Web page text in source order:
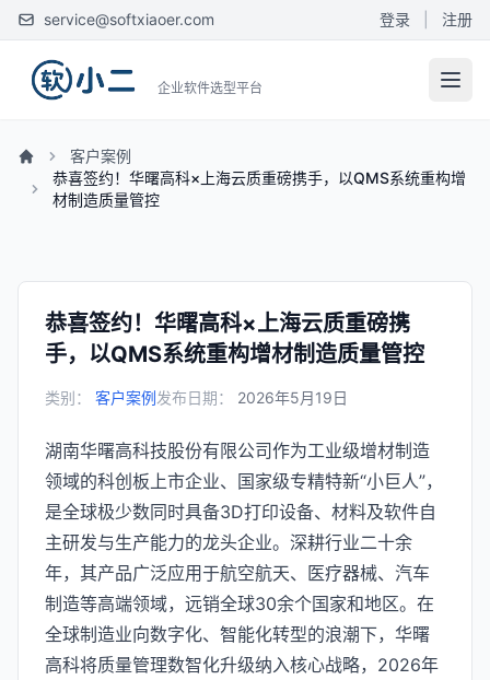
service@softxiaoer.com 登录 注册
企业软件选型平台
客户案例
恭喜签约！华曙高科×上海云质重磅携手，以QMS系统重构增
材制造质量管控
恭喜签约！华曙高科×上海云质重磅携
手，以QMS系统重构增材制造质量管控
类别： 客户案例发布日期： 2026年5月19日
湖南华曙高科技股份有限公司作为工业级增材制造
领域的科创板上市企业、国家级专精特新“小巨人”，
是全球极少数同时具备3D打印设备、材料及软件自
主研发与生产能力的龙头企业。深耕行业二十余
年，其产品广泛应用于航空航天、医疗器械、汽车
制造等高端领域，远销全球30余个国家和地区。在
全球制造业向数字化、智能化转型的浪潮下，华曙
高科将质量管理数智化升级纳入核心战略，2026年